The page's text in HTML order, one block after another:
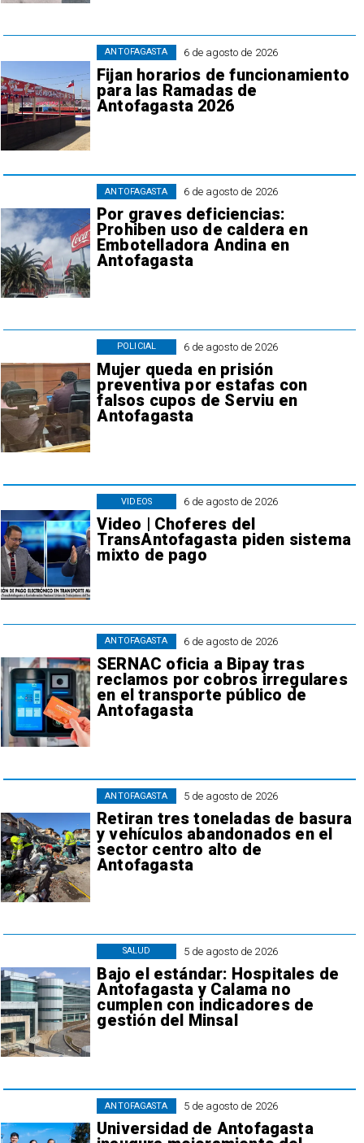
6 de agosto de 2026
Fijan horarios de funcionamiento
para las Ramadas de
Antofagasta 2026
ANTOFAGASTA
6 de agosto de 2026
Por graves deficiencias:
Prohiben uso de caldera en
Embotelladora Andina en
Antofagasta
ANTOFAGASTA
6 de agosto de 2026
Mujer queda en prisión
preventiva por estafas con
falsos cupos de Serviu en
Antofagasta
POLICIAL
6 de agosto de 2026
Video | Choferes del
TransAntofagasta piden sistema
mixto de pago
VIDEOS
6 de agosto de 2026
SERNAC oficia a Bipay tras
reclamos por cobros irregulares
en el transporte público de
Antofagasta
ANTOFAGASTA
5 de agosto de 2026
Retiran tres toneladas de basura
y vehículos abandonados en el
sector centro alto de
Antofagasta
ANTOFAGASTA
5 de agosto de 2026
Bajo el estándar: Hospitales de
Antofagasta y Calama no
cumplen con indicadores de
gestión del Minsal
SALUD
5 de agosto de 2026
Universidad de Antofagasta
ANTOFAGASTA